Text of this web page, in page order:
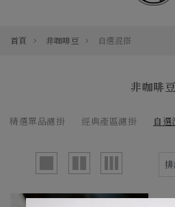
首頁 非咖啡豆 自選混搭
非咖啡豆
精選單品濾掛 經典產區濾掛 自選